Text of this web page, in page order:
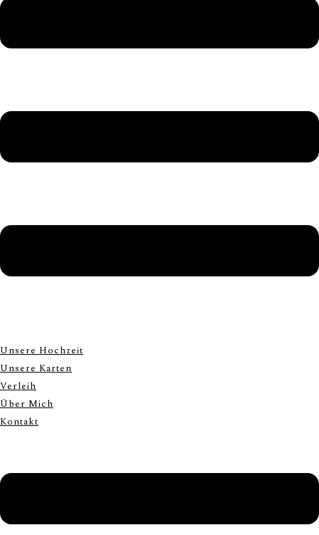
Unsere Hochzeit
Unsere Karten
Verleih
Über Mich
Kontakt